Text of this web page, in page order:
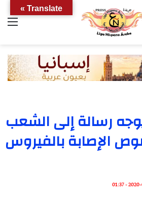
رسالة إلى الشعب
الإصابة بالفيروس
2020-
Translate »